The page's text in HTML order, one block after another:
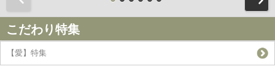
こだわり特集
【愛】特集